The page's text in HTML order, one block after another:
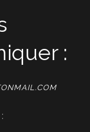
: